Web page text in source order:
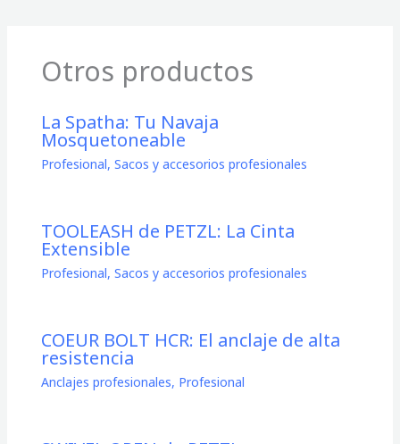
Otros productos
La Spatha: Tu Navaja
Mosquetoneable
Profesional, Sacos y accesorios profesionales
TOOLEASH de PETZL: La Cinta
Extensible
Profesional, Sacos y accesorios profesionales
COEUR BOLT HCR: El anclaje de alta
resistencia
Anclajes profesionales, Profesional